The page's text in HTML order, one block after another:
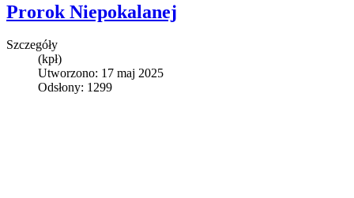
Prorok Niepokalanej
Szczegóły
(kpł)
Utworzono: 17 maj 2025
Odsłony: 1299